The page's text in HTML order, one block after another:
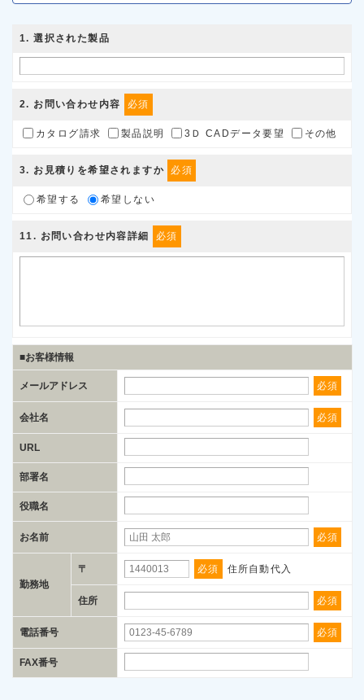
1. 選択された製品
2. お問い合わせ内容 必須
カタログ請求 製品説明 3Ｄ CADデータ要望 その他
3. お見積りを希望されますか 必須
希望する 希望しない
11 . お問い合わせ内容詳細 必須
■お客様情報
メールアドレス 必須
会社名 必須
URL
部署名
役職名
お名前 必須
勤務地
〒 必須 住所自動代入
住所 必須
電話番号 必須
FAX番号